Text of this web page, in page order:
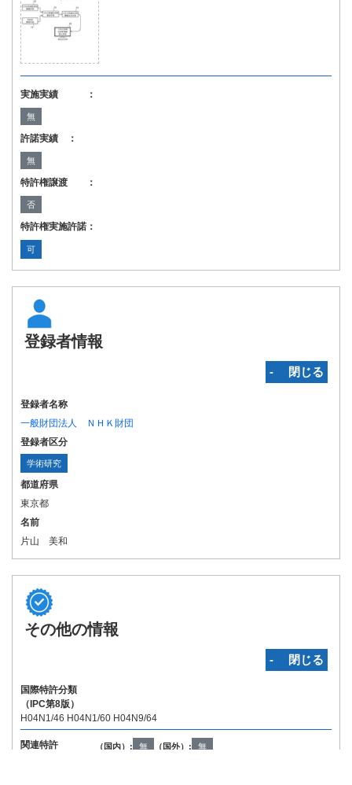
実施実績 ：
無
許諾実績 ：
無
特許権譲渡 ：
否
特許権実施許諾：
可
登録者情報
‐ 閉じる
登録者名称
一般財団法人 ＮＨＫ財団
登録者区分
学術研究
都道府県
東京都
名前
片山 美和
その他の情報
‐ 閉じる
国際特許分類
（IPC第8版）
H04N1/46 H04N1/60 H04N9/64
関連特許 （国内）: 無 （国外）: 無